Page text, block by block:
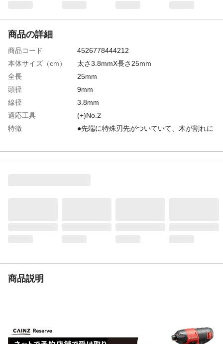
商品の詳細
商品コード
4526778444212
本体サイズ（cm）
太さ3.8mmX長さ25mm
全長
25mm
頭径
9mm
線径
3.8mm
適応工具
(+)No.2
特徴
●先端に特殊刃先がついていて、木が割れに
商品説明